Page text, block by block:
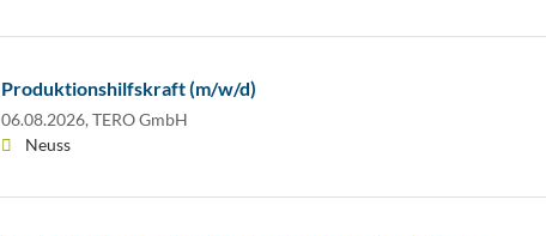
Produktionshilfskraft (m/w/d)
06.08.2026, TERO GmbH
Neuss